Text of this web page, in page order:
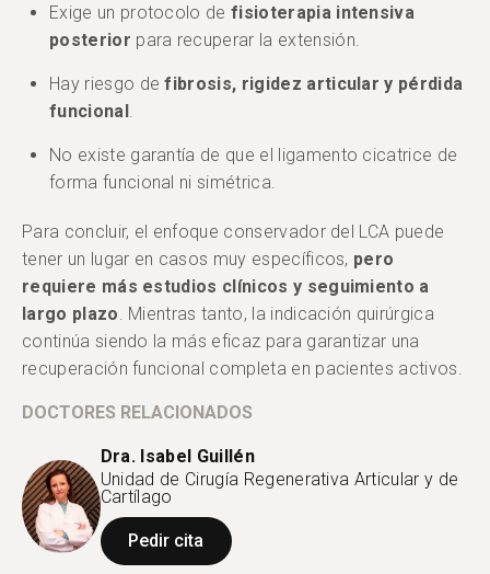
Exige un protocolo defisioterapia intensiva
posterior para recuperar la extensión.
Hay riesgo defibrosis, rigidez articular y pérdida
funcional.
No existe garantía de que el ligamento cicatrice de
forma funcional ni simétrica.
Para concluir, el enfoque conservador del LCA puede
tener un lugar en casos muy específicos, pero
requiere más estudios clínicos y seguimiento a
largo plazo. Mientras tanto, la indicación quirúrgica
continúa siendo la más eficaz para garantizar una
recuperación funcional completa en pacientes activos.
DOCTORES RELACIONADOS
Dra. Isabel Guillén
Unidad de Cirugía Regenerativa Articular y de
Cartílago
Pedir cita